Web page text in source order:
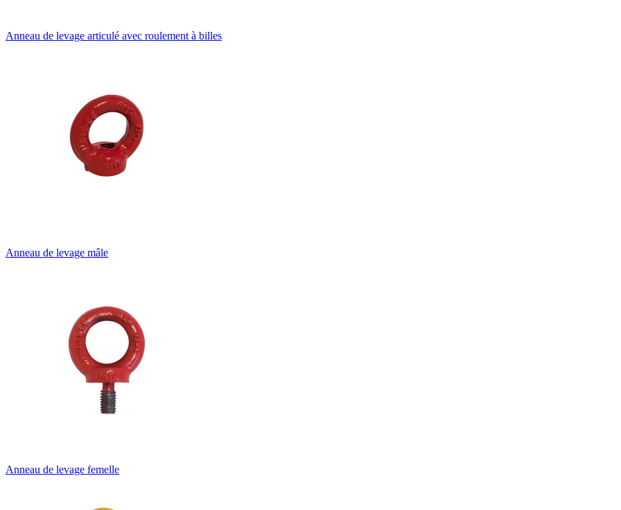
Anneau de levage articulé avec roulement à billes
Anneau de levage mâle
Anneau de levage femelle